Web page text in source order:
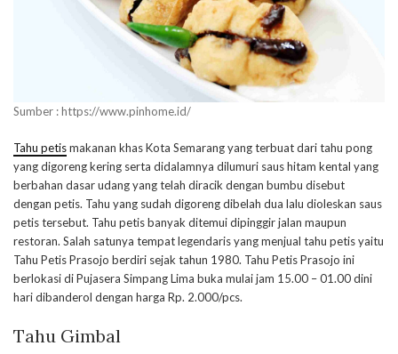
Sumber : https://www.pinhome.id/
Tahu petismakanan khas Kota Semarang yang terbuat dari tahu pong
yang digoreng kering serta didalamnya dilumuri saus hitam kental yang
berbahan dasar udang yang telah diracik dengan bumbu disebut
dengan petis. Tahu yang sudah digoreng dibelah dua lalu dioleskan saus
petis tersebut. Tahu petis banyak ditemui dipinggir jalan maupun
restoran. Salah satunya tempat legendaris yang menjual tahu petis yaitu
Tahu Petis Prasojo berdiri sejak tahun 1980. Tahu Petis Prasojo ini
berlokasi di Pujasera Simpang Lima buka mulai jam 15.00 – 01.00 dini
hari dibanderol dengan harga Rp. 2.000/pcs.
Tahu Gimbal